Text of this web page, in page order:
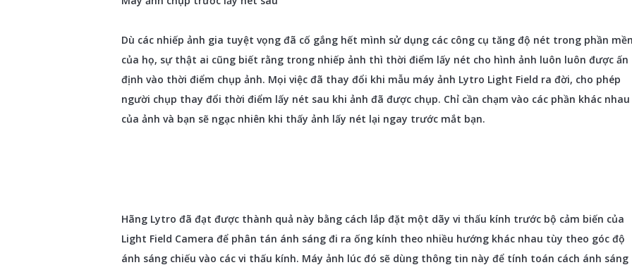
Dù các nhiếp ảnh gia tuyệt vọng đã cố gắng hết mình sử dụng các công cụ tăng độ nét trong phần
của họ, sự thật ai cũng biết rằng trong nhiếp ảnh thì thời điểm lấy nét cho hình ảnh luôn luôn được ấn
định vào thời điểm chụp ảnh. Mọi việc đã thay đổi khi mẫu máy ảnh Lytro Light Field ra đời, cho phép
người chụp thay đổi thời điểm lấy nét sau khi ảnh đã được chụp. Chỉ cần chạm vào các phần khác nhau
của ảnh và bạn sẽ ngạc nhiên khi thấy ảnh lấy nét lại ngay trước mắt bạn.
Hãng Lytro đã đạt được thành quả này bằng cách lắp đặt một dãy vi thấu kính trước bộ cảm biến của
Light Field Camera để phân tán ánh sáng đi ra ống kính theo nhiều hướng khác nhau tùy theo góc độ
ánh sáng chiếu vào các vi thấu kính. Máy ảnh lúc đó sẽ dùng thông tin này để tính toán cách ánh sáng